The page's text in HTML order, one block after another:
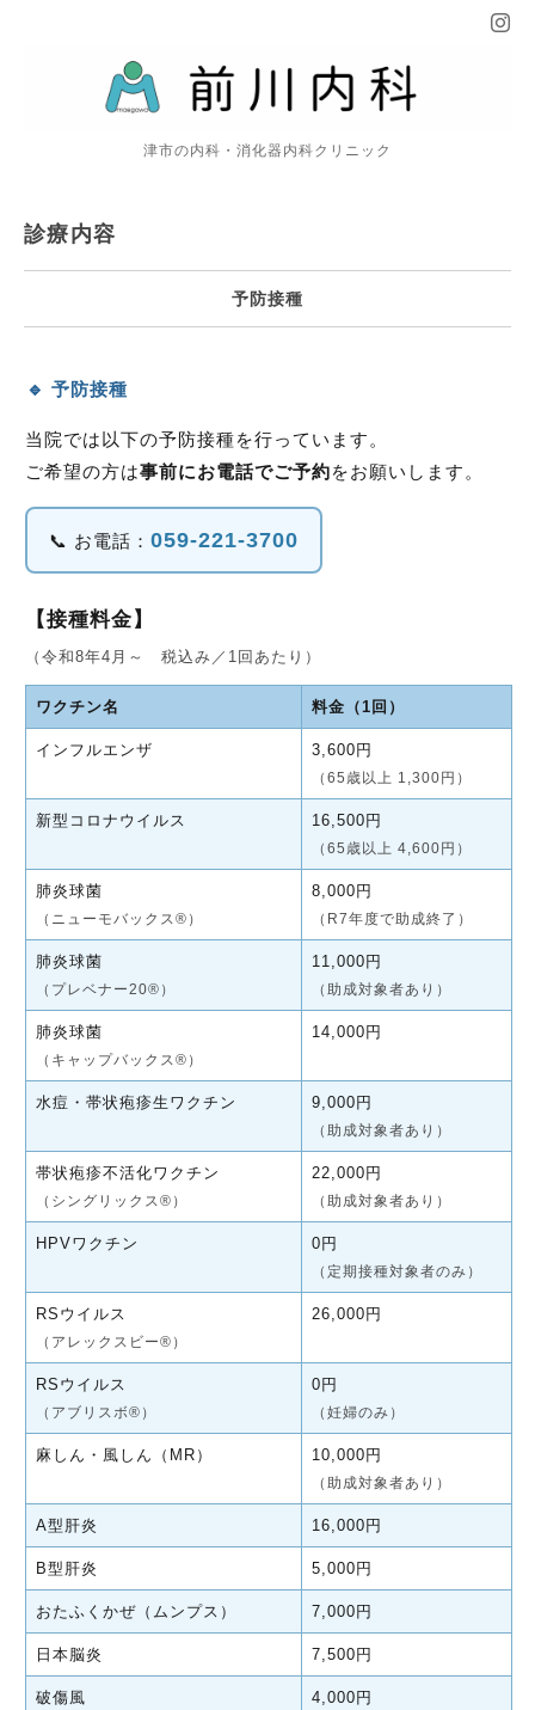
津市の内科・消化器内科クリニック
診療内容
予防接種
🔹 予防接種
当院では以下の予防接種を行っています。
ご希望の方は事前にお電話でご予約をお願いします。
📞 お電話： 059-221-3700
【接種料金】
（令和8年4月～ 税込み／1回あたり）
ワクチン名 料金（1回）
インフルエンザ 3,600円
（65歳以上 1,300円）
新型コロナウイルス 16,500円
（65歳以上 4,600円）
肺炎球菌
（ニューモバックス®）
8,000円
（R7年度で助成終了）
肺炎球菌
（プレベナー20®）
11,000円
（助成対象者あり）
肺炎球菌
（キャップバックス®）
14,000円
水痘・帯状疱疹生ワクチン 9,000円
（助成対象者あり）
帯状疱疹不活化ワクチン
（シングリックス®）
22,000円
（助成対象者あり）
HPVワクチン 0円
（定期接種対象者のみ）
RSウイルス
（アレックスビー®）
26,000円
RSウイルス
（アブリスボ®）
0円
（妊婦のみ）
麻しん・風しん（MR） 10,000円
（助成対象者あり）
A型肝炎 16,000円
B型肝炎 5,000円
おたふくかぜ（ムンプス） 7,000円
日本脳炎 7,500円
破傷風 4,000円